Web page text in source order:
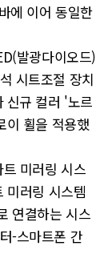
에 이어 동일한
발광다이오드)
시트조절 장치
신규 컬러 '노르
이 휠을 적용했
미러링 시스
미러링 시스템
연결하는 시스
-스마트폰 간